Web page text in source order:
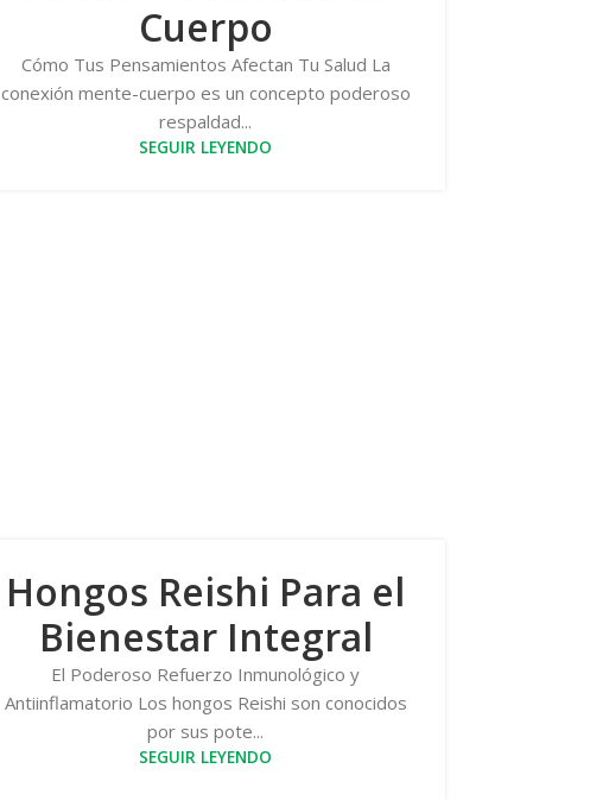
Cuerpo
Cómo Tus Pensamientos Afectan Tu Salud La
conexión mente-cuerpo es un concepto poderoso
respaldad...
SEGUIR LEYENDO
Hongos Reishi Para el
Bienestar Integral
El Poderoso Refuerzo Inmunológico y
Antiinflamatorio Los hongos Reishi son conocidos
por sus pote...
SEGUIR LEYENDO